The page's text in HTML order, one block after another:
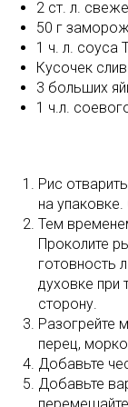
2 ст. л.
50 г
1 ч. л. соуса
Кусочек
3 больших
1 ч.л.
Рис
на
Тем
Проколите
готовность
духовке при
сторону.
Разогрейте
перец,
Добавьте
Добавьте